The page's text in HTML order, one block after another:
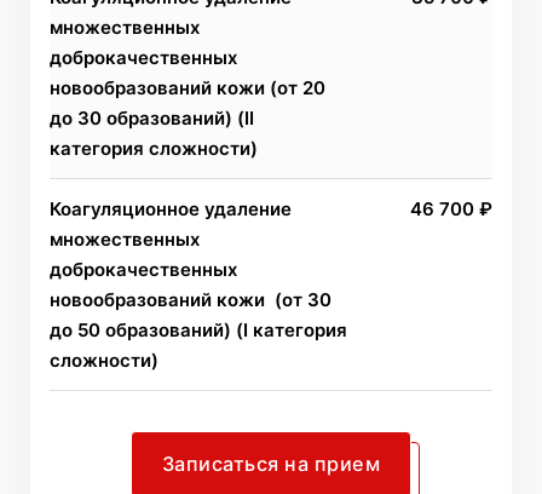
множественных
доброкачественных
новообразований кожи (от 20
до 30 образований) (II
категория сложности)
Коагуляционное удаление
множественных
доброкачественных
новообразований кожи (от 30
до 50 образований) (I категория
сложности)
46 700 ₽
Записаться на прием